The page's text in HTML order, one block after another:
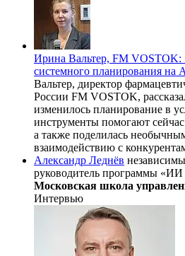
Ирина Вальтер, FM
системного планирования на
Вальтер, директор
России FM VOSTOK,
изменилось планирование в
инструменты помогают
а также поделилась
взаимодействию с
Александр Леднёв
руководитель программы «ИИ
Московская школа
Интервью